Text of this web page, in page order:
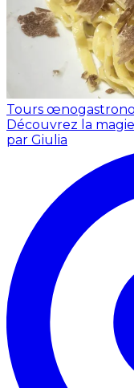
Tours
Découvrez la
par Giulia